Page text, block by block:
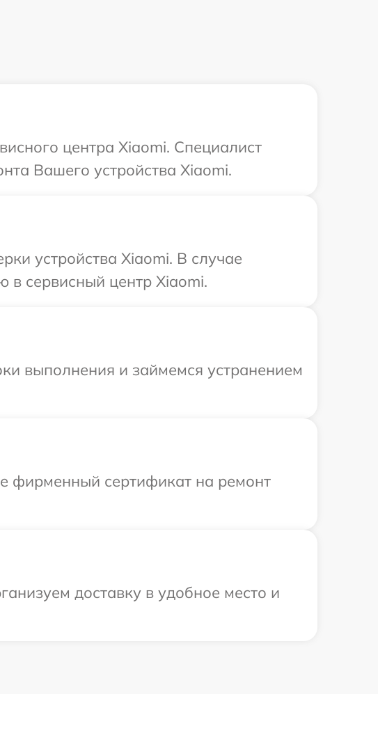
центра Xiaomi. Специалист
Вашего устройства Xiaomi.
устройства Xiaomi. В случае
в сервисный центр Xiaomi.
выполнения и займемся устранением
фирменный сертификат на ремонт
доставку в удобное место и